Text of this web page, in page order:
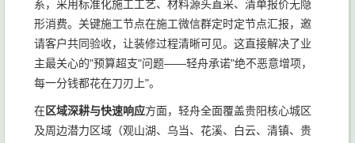
系，采用标准化施工工艺、材料源头直采、清单报价无隐
形消费。关键施工节点在施工微信群定时定节点汇报，邀
请客户共同验收，让装修过程清晰可见。这直接解决了业
主最关心的"预算超支"问题——轻舟承诺"绝不恶意增项，
每一分钱都花在刀刃上"。
在区域深耕与快速响应方面，轻舟全面覆盖贵阳核心城区
及周边潜力区域（观山湖、乌当、花溪、白云、清镇、贵